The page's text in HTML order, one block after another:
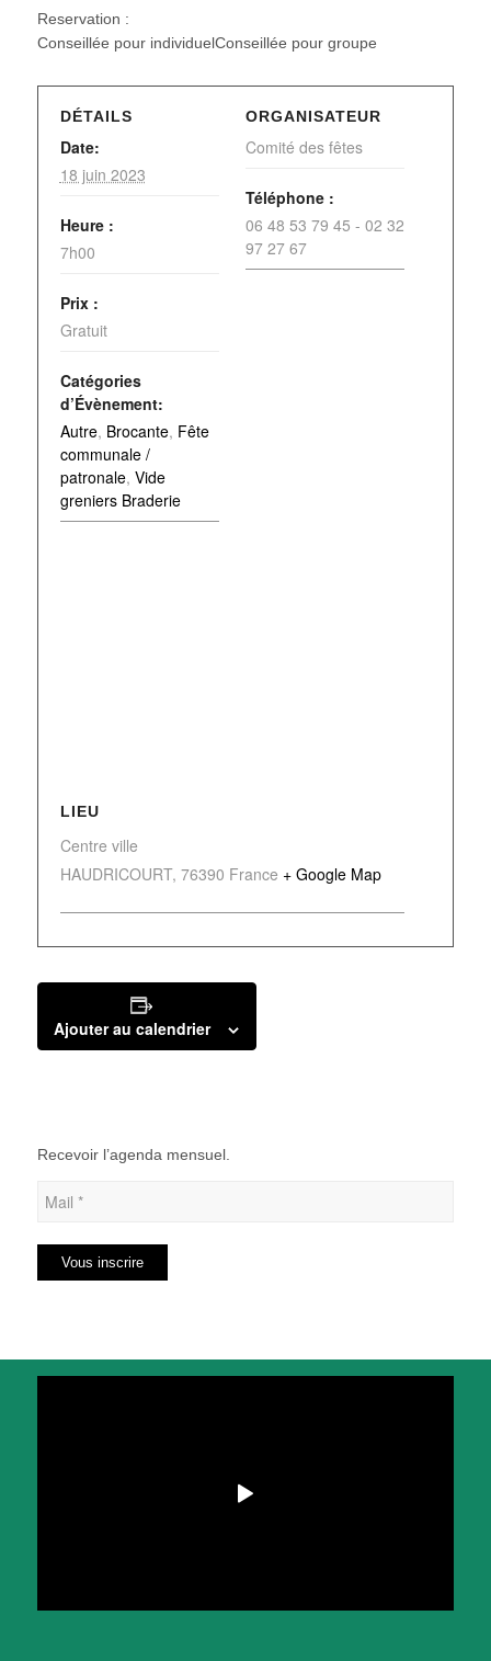
Reservation :
Conseillée pour individuelConseillée pour groupe
DÉTAILS
Date:
18 juin 2023
Heure :
7h00
Prix :
Gratuit
Catégories
d’Évènement:
Autre, Brocante, Fête
communale /
patronale, Vide
greniers Braderie
ORGANISATEUR
Comité des fêtes
Téléphone :
06 48 53 79 45 - 02 32
97 27 67
LIEU
Centre ville
HAUDRICOURT, 76390 France + Google Map
Ajouter au calendrier
Recevoir l’agenda mensuel.